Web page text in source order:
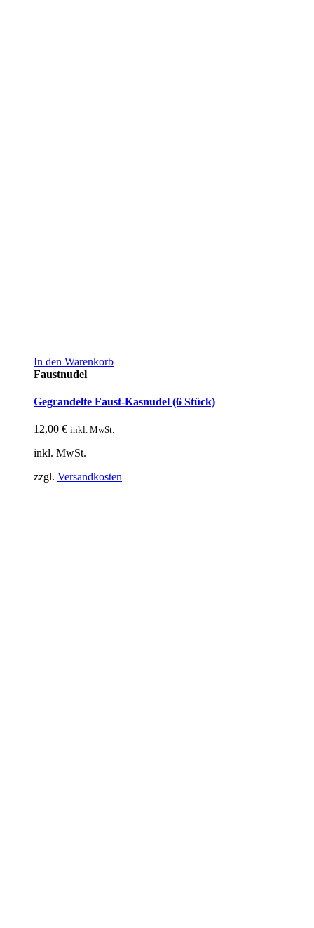
In den Warenkorb
Faustnudel
Gegrandelte Faust-Kasnudel (6 Stück)
12,00 € inkl. MwSt.
inkl. MwSt.
zzgl. Versandkosten